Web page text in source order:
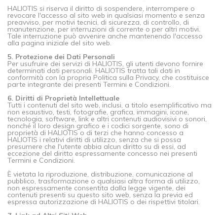
HALIOTIS si riserva il diritto di sospendere, interrompere o
revocare l'accesso al sito web in qualsiasi momento e senza
preavviso, per motivi tecnici, di sicurezza, di controllo, di
manutenzione, per interruzioni di corrente o per altri motivi.
Tale interruzione può avvenire anche mantenendo l'accesso
alla pagina iniziale del sito web.
5. Protezione dei Dati Personali
Per usufruire dei servizi di HALIOTIS, gli utenti devono fornire
determinati dati personali. HALIOTIS tratta tali dati in
conformità con la propria Politica sulla Privacy, che costituisce
parte integrante dei presenti Termini e Condizioni.
6. Diritti di Proprietà Intellettuale
Tutti i contenuti del sito web, inclusi, a titolo esemplificativo ma
non esaustivo, testi, fotografie, grafica, immagini, icone,
tecnologia, software, link e altri contenuti audiovisivi o sonori,
nonché il loro design grafico e i codici sorgente, sono di
proprietà di HALIOTIS o di terzi che hanno concesso a
HALIOTIS i relativi diritti di utilizzo, senza che si possa
presumere che l'utente abbia alcun diritto su di essi, ad
eccezione del diritto espressamente concesso nei presenti
Termini e Condizioni.
È vietata la riproduzione, distribuzione, comunicazione al
pubblico, trasformazione o qualsiasi altra forma di utilizzo,
non espressamente consentita dalla legge vigente, dei
contenuti presenti su questo sito web, senza la previa ed
espressa autorizzazione di HALIOTIS o dei rispettivi titolari.